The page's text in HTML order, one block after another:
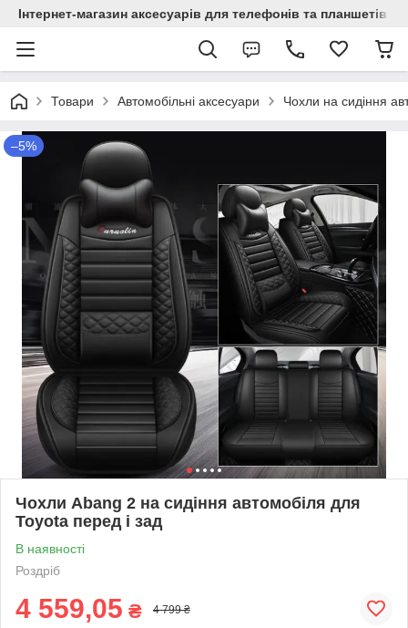
Інтернет-магазин аксесуарів для телефонів та планшетів
Товари Автомобільні аксесуари Чохли на сидіння
–5%
Чохли Abang 2 на сидіння автомобіля для
Toyota перед і зад
В наявності
Роздріб
4 559,05 ₴ 4 799 ₴